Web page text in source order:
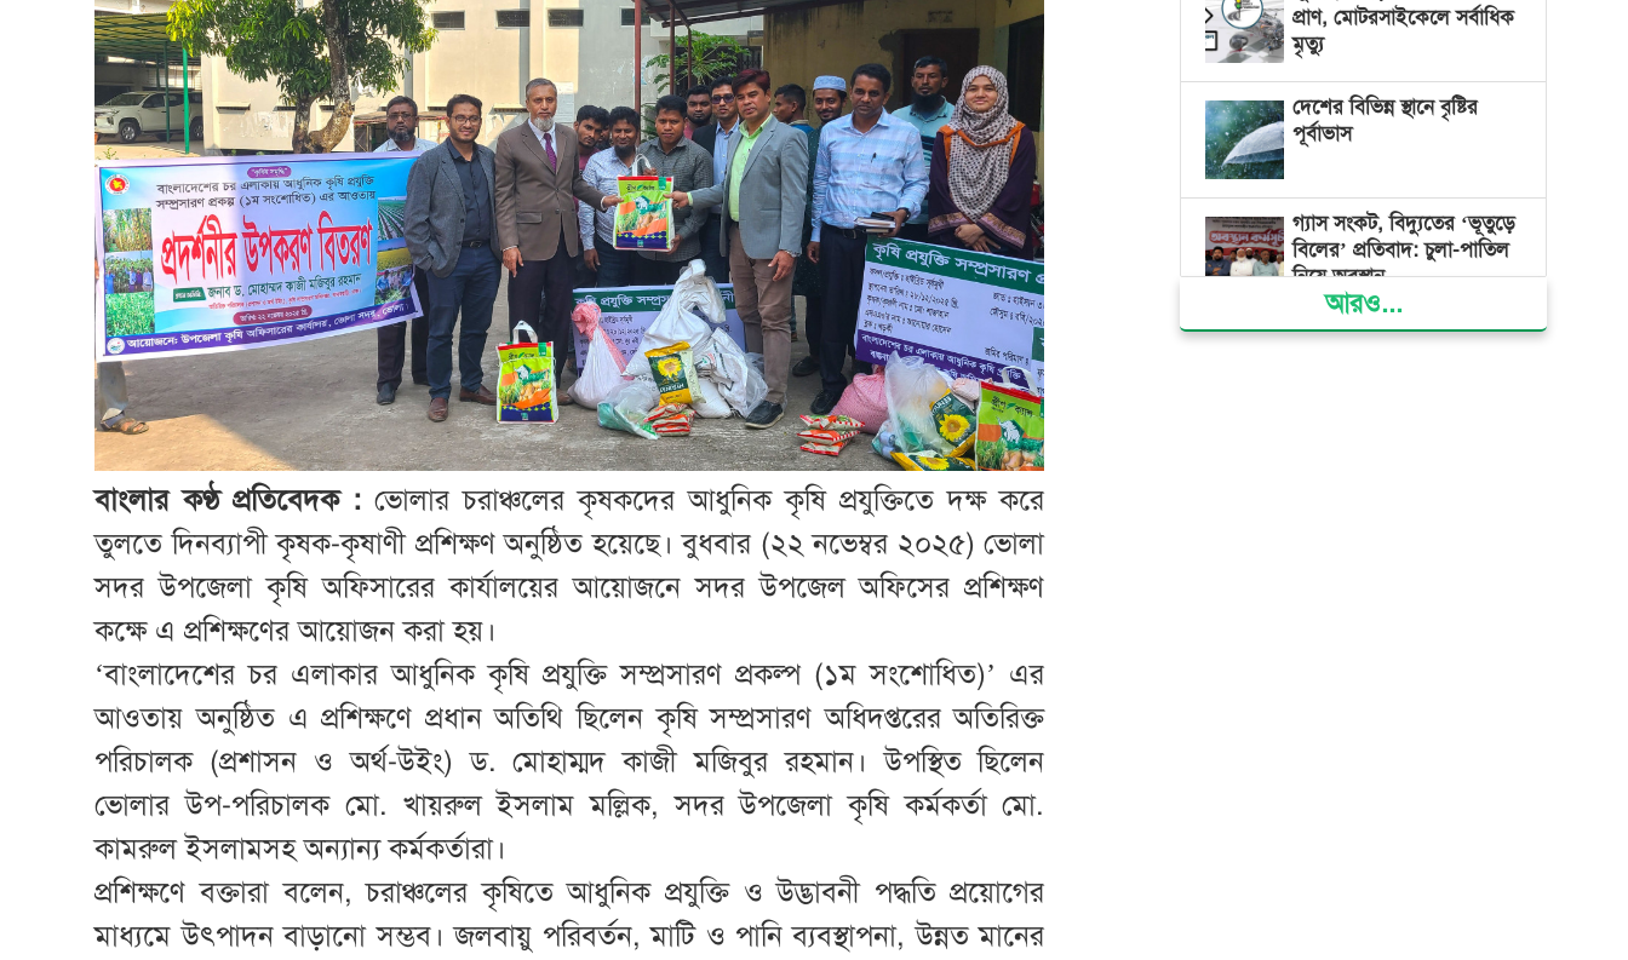
বাংলার কণ্ঠ প্রতিবেদক : ভোলার চরাঞ্চলের কৃষকদের আধুনিক কৃষি প্রযুক্তিতে দক্ষ করে
তুলতে দিনব্যাপী কৃষক-কৃষাণী প্রশিক্ষণ অনুষ্ঠিত হয়েছে। বুধবার (২২ নভেম্বর ২০২৫) ভোলা
সদর উপজেলা কৃষি অফিসারের কার্যালয়ের আয়োজনে সদর উপজেল অফিসের প্রশিক্ষণ
কক্ষে এ প্রশিক্ষণের আয়োজন করা হয়।
‘বাংলাদেশের চর এলাকার আধুনিক কৃষি প্রযুক্তি সম্প্রসারণ প্রকল্প (১ম সংশোধিত)’ এর
আওতায় অনুষ্ঠিত এ প্রশিক্ষণে প্রধান অতিথি ছিলেন কৃষি সম্প্রসারণ অধিদপ্তরের অতিরিক্ত
পরিচালক (প্রশাসন ও অর্থ-উইং) ড. মোহাম্মদ কাজী মজিবুর রহমান। উপস্থিত ছিলেন
ভোলার উপ-পরিচালক মো. খায়রুল ইসলাম মল্লিক, সদর উপজেলা কৃষি কর্মকর্তা মো.
কামরুল ইসলামসহ অন্যান্য কর্মকর্তারা।
প্রশিক্ষণে বক্তারা বলেন, চরাঞ্চলের কৃষিতে আধুনিক প্রযুক্তি ও উদ্ভাবনী পদ্ধতি প্রয়োগের
মাধ্যমে উৎপাদন বাড়ানো সম্ভব। জলবায়ু পরিবর্তন, মাটি ও পানি ব্যবস্থাপনা, উন্নত মানের
প্রাণ, মোটরসাইকেলে সর্বাধিক
মৃত্যু
দেশের বিভিন্ন স্থানে বৃষ্টির
পূর্বাভাস
গ্যাস সংকট, বিদ্যুতের ‘ভূতুড়ে
বিলের’ প্রতিবাদ: চুলা-পাতিল
নিয়ে অবস্থান
ক্ষমতার কেন্দ্র গণভবন থেকে
আরও...